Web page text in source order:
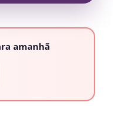
amanhã